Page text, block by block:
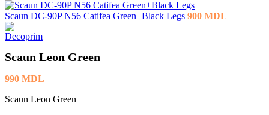
Scaun DC-90P N56 Catifea Green+Black Legs 900 MDL
Scaun Leon Green
990 MDL
Scaun Leon Green